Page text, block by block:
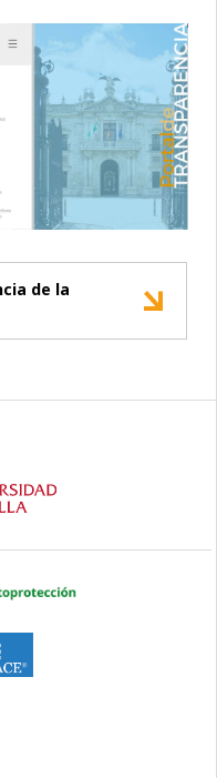
de la